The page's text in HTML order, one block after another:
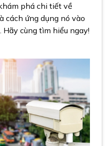
phá chi tiết về
cách ứng dụng nó vào
cùng tìm hiểu ngay!